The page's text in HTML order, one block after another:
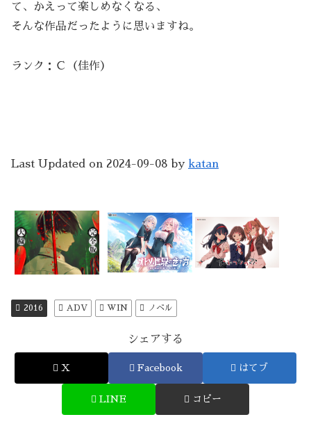
て、かえって楽しめなくなる、
そんな作品だったように思いますね。
ランク：Ｃ（佳作）
Last Updated on 2024-09-08 by katan
2016 ADV WIN ノベル
シェアする
X Facebook はてブ
LINE コピー